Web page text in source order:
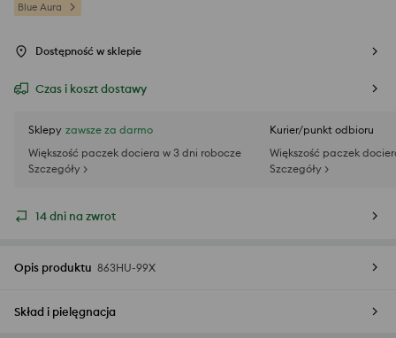
Blue Aura
Dostępność w sklepie
Czas i koszt dostawy
Sklepy zawsze za darmo
Większość paczek dociera w 3 dni robocze
Szczegóły >
Kurier/punkt odbioru
Większość paczek
Szczegóły >
14 dni na zwrot
Opis produktu 863HU-99X
Skład i pielęgnacja